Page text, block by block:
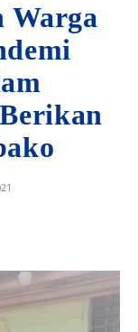
Warga